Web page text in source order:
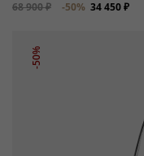
68 900 ₽ -50% 34 450 ₽
-50%